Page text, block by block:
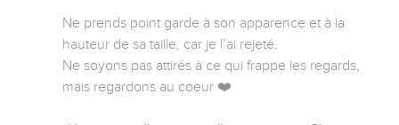
Ne prends point garde à son apparence et à la
hauteur de sa taille, car je l’ai rejeté.
Ne soyons pas attirés à ce qui frappe les regards,
mais regardons au coeur ❤️